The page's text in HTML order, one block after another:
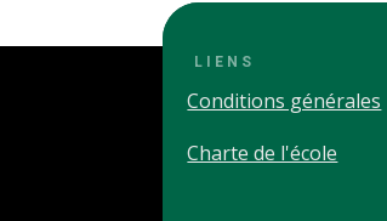
LIENS
Conditions générales
Charte de l'école